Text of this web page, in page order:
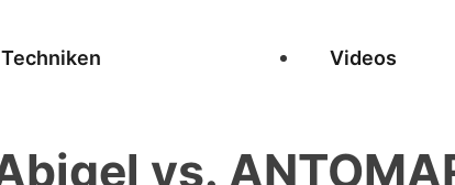
Techniken Videos
vs.